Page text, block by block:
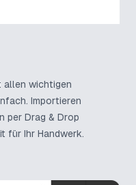
allen wichtigen
Importieren
per Drag & Drop
für Ihr Handwerk.